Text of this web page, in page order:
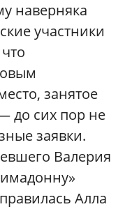
наверняка
участники
занятое
до сих пор не
заявки.
Валерия
Алла